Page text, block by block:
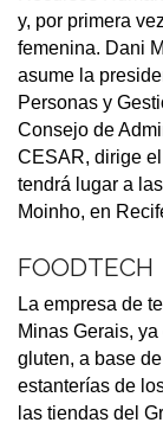
y, por primera
femenina. Dani
asume la
Personas y
Consejo de
CESAR, dirige
tendrá lugar a
Moinho, en
FOODTECH
La empresa de
Minas Gerais,
gluten, a base
estanterías de
las tiendas del